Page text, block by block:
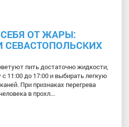
ОТ ЖАРЫ:
СЕВАСТОПОЛЬСКИХ
пить достаточно жидкости,
11:00 до 17:00 и выбирать легкую
При признаках перегрева
в прохл...